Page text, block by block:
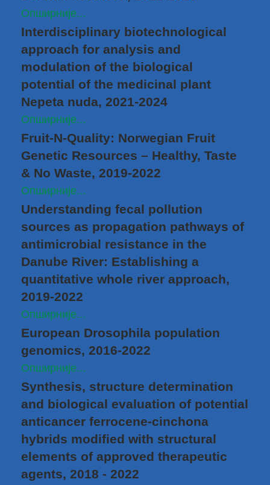
Опширније...
Interdisciplinary biotechnological
approach for analysis and
modulation of the biological
potential of the medicinal plant
Nepeta nuda, 2021-2024
Опширније...
Fruit-N-Quality: Norwegian Fruit
Genetic Resources – Healthy, Taste
& No Waste, 2019-2022
Опширније...
Understanding fecal pollution
sources as propagation pathways of
antimicrobial resistance in the
Danube River: Establishing a
quantitative whole river approach,
2019-2022
Опширније...
European Drosophila population
genomics, 2016-2022
Опширније...
Synthesis, structure determination
and biological evaluation of potential
anticancer ferrocene-cinchona
hybrids modified with structural
elements of approved therapeutic
agents, 2018 - 2022